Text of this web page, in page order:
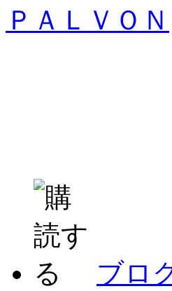
ＰＡＬＶＯＮ
ブロ